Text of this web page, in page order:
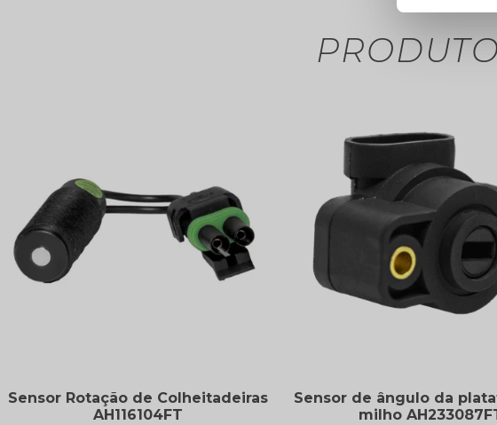
Sensor Rotação de Colheitadeiras
AH116104FT
Sensor de ângulo da
milho